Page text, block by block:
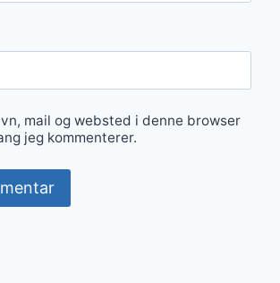
mail og websted i denne browser
jeg kommenterer.